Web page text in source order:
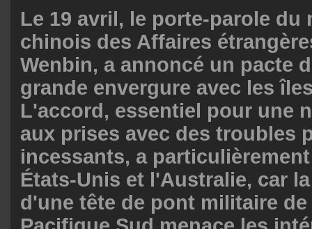
Le 19 avril, le porte-parole du
chinois des Affaires
Wenbin, a annoncé un pacte
grande envergure avec les
L'accord, essentiel pour une
aux prises avec des troubles
incessants, a
États-Unis et l'Australie, car
d'une tête de pont militaire de